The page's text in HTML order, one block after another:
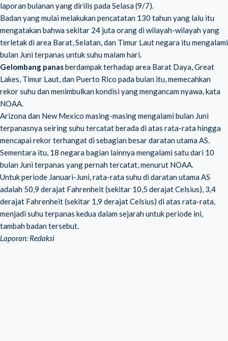
laporan bulanan yang dirilis pada Selasa (9/7).
Badan yang mulai melakukan pencatatan 130 tahun yang lalu itu
mengatakan bahwa sekitar 24 juta orang di wilayah-wilayah yang
terletak di area Barat, Selatan, dan Timur Laut negara itu mengalami
bulan Juni terpanas untuk suhu malam hari.
Gelombang panasberdampak terhadap area Barat Daya, Great
Lakes, Timur Laut, dan Puerto Rico pada bulan itu, memecahkan
rekor suhu dan menimbulkan kondisi yang mengancam nyawa, kata
NOAA.
Arizona dan New Mexico masing-masing mengalami bulan Juni
terpanasnya seiring suhu tercatat berada di atas rata-rata hingga
mencapai rekor terhangat di sebagian besar daratan utama AS.
Sementara itu, 18 negara bagian lainnya mengalami satu dari 10
bulan Juni terpanas yang pernah tercatat, menurut NOAA.
Untuk periode Januari-Juni, rata-rata suhu di daratan utama AS
adalah 50,9 derajat Fahrenheit (sekitar 10,5 derajat Celsius), 3,4
derajat Fahrenheit (sekitar 1,9 derajat Celsius) di atas rata-rata,
menjadi suhu terpanas kedua dalam sejarah untuk periode ini,
tambah badan tersebut.
Laporan: Redaksi